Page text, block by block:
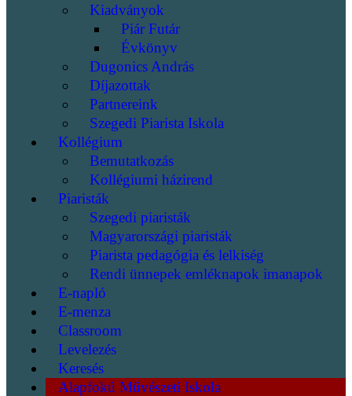
Kiadványok
Piár Futár
Évkönyv
Dugonics András
Díjazottak
Partnereink
Szegedi Piarista Iskola
Kollégium
Bemutatkozás
Kollégiumi házirend
Piaristák
Szegedi piaristák
Magyarországi piaristák
Piarista pedagógia és lelkiség
Rendi ünnepek emléknapok imanapok
E-napló
E-menza
Classroom
Levelezés
Keresés
Alapfokú Művészeti Iskola